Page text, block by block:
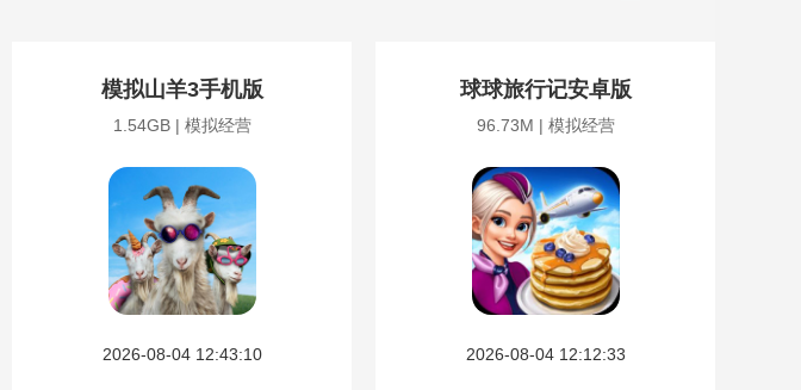
模拟山羊3手机版
1.54GB | 模拟经营
2026-08-04 12:43:10
球球旅行记安卓版
96.73M | 模拟经营
2026-08-04 12:12:33